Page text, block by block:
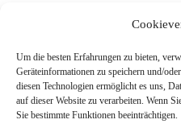
Um die besten Erfahrungen zu bieten,
Geräteinformationen zu speichern und/
diesen Technologien ermöglicht es uns,
auf dieser Website zu verarbeiten. Wenn
Sie bestimmte Funktionen beeinträchtigen.
Architektur,